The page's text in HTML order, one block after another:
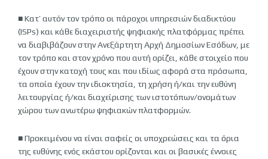
■ Κατ’ αυτόν τον τρόπο οι πάροχοι υπηρεσιών διαδικτύου
(ISPs) και κάθε διαχειριστής ψηφιακής πλατφόρμας πρέπει
να διαβιβάζουν στην Ανεξάρτητη Αρχή Δημοσίων Εσόδων, με
τον τρόπο και στον χρόνο που αυτή ορίζει, κάθε στοιχείο που
έχουν στην κατοχή τους και που ιδίως αφορά στα πρόσωπα,
τα οποία έχουν την ιδιοκτησία, τη χρήση ή/και την ευθύνη
λειτουργίας ή/και διαχείρισης των ιστοτόπων/ονομάτων
χώρου των ανωτέρω ψηφιακών πλατφορμών.
■ Προκειμένου να είναι σαφείς οι υποχρεώσεις και τα όρια
της ευθύνης ενός εκάστου ορίζονται και οι βασικές έννοιες